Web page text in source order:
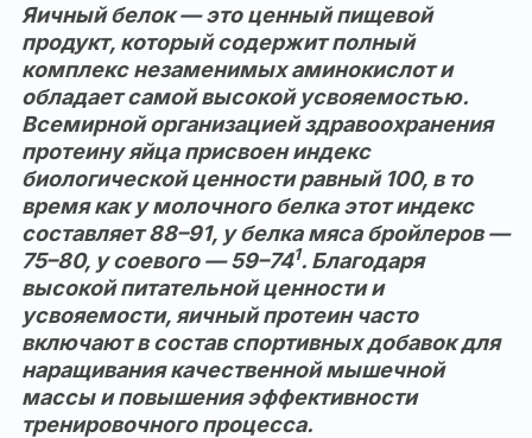
Яичный белок — это ценный пищевой
продукт, который содержит полный
комплекс незаменимых аминокислот и
обладает самой высокой усвояемостью.
Всемирной организацией здравоохранения
протеину яйца присвоен индекс
биологической ценности равный 100, в то
время как у молочного белка этот индекс
составляет 88–91, у белка мяса бройлеров —
75–80, у соевого — 59–741. Благодаря
высокой питательной ценности и
усвояемости, яичный протеин часто
включают в состав спортивных добавок для
наращивания качественной мышечной
массы и повышения эффективности
тренировочного процесса.